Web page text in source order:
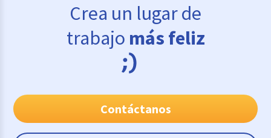
Crea un lugar de
trabajo más feliz
Contáctanos